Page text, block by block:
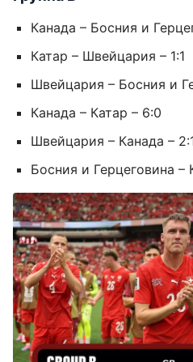
Канада – Босния и
Катар – Швейцария – 1:1
Швейцария – Босния и
Канада – Катар – 6:0
Швейцария – Канада –
Босния и Герцеговина –